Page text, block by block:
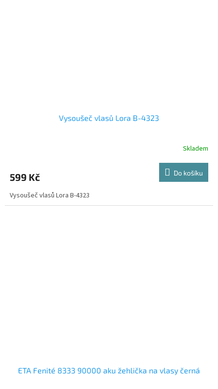
Vysoušeč vlasů Lora B-4323
Skladem
599 Kč Do košíku
Vysoušeč vlasů Lora B-4323
ETA Fenité 8333 90000 aku žehlička na vlasy černá